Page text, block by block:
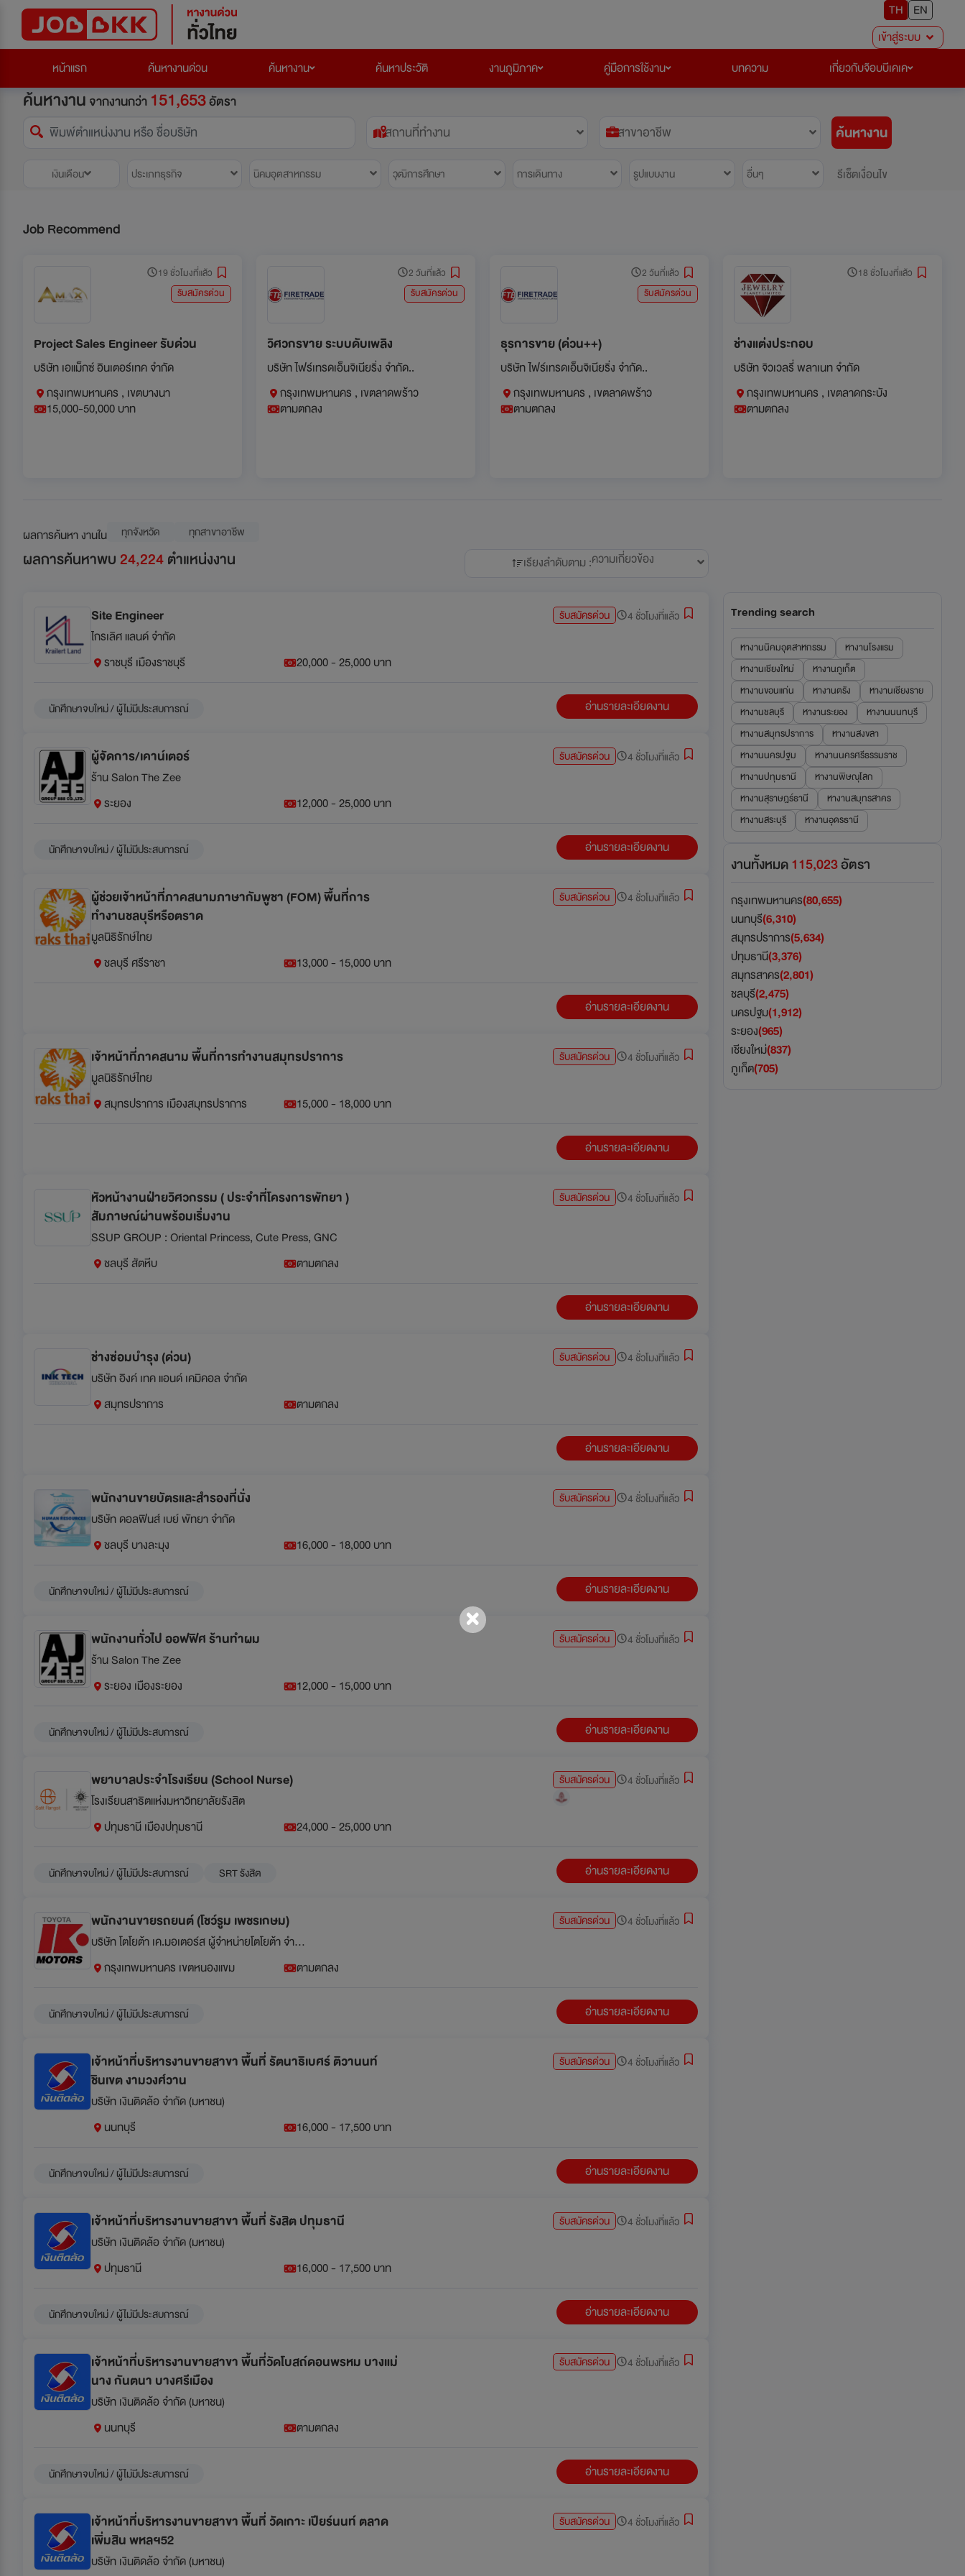
TH
EN
เข้าสู่ระบบ
หน้าแรก
ค้นหางานด่วน ค้นหางาน ค้นหาประวัติ งานภูมิภาค คู่มือการใช้งาน บทความ เกี่ยวกับจ๊อบบีเคเค
ค้นหางาน จากงานกว่า 151,653อัตรา
สถานที่ทำงาน
สาขาอาชีพ ค้นหางาน
เงินเดือน ประเภทธุรกิจ นิคมอุตสาหกรรม วุฒิการศึกษา การเดินทาง รูปแบบงาน อื่นๆ รีเซ็ตเงื่อนไข
Job Recommend
19 ชั่วโมงที่แล้ว
รับสมัครด่วน
Project Sales Engineer รับด่วน
บริษัท เอแม็กซ์ อินเตอร์เทค จำกัด
กรุงเทพมหานคร , เขตบางนา
15,000-50,000 บาท
2 วันที่แล้ว
รับสมัครด่วน
วิศวกรขาย ระบบดับเพลิง
บริษัท ไฟร์เทรดเอ็นจิเนียริ่ง จำกัด..
กรุงเทพมหานคร , เขตลาดพร้าว
ตามตกลง
2 วันที่แล้ว
รับสมัครด่วน
ธุรการขาย (ด่วน++)
บริษัท ไฟร์เทรดเอ็นจิเนียริ่ง จำกัด..
กรุงเทพมหานคร , เขตลาดพร้าว
ตามตกลง
18 ชั่วโมงที่แล้ว
ช่างแต่งประกอบ
บริษัท จิวเวลรี่ พลาเนท จำกัด
กรุงเทพมหานคร , เขตลาดกระบัง
ตามตกลง
ผลการค้นหา งานใน ทุกจังหวัด ทุกสาขาอาชีพ
ผลการค้นหาพบ24,224ตำแหน่งงาน เรียงลำดับตาม :ความเกี่ยวข้อง
Site Engineer
ไกรเลิศ แลนด์ จำกัด
รับสมัครด่วน 4 ชั่วโมงที่แล้ว
ราชบุรี เมืองราชบุรี 20,000 - 25,000 บาท
นักศึกษาจบใหม่ / ผู้ไม่มีประสบการณ์ อ่านรายละเอียดงาน
ผู้จัดการ/เคาน์เตอร์
ร้าน Salon The Zee
รับสมัครด่วน 4 ชั่วโมงที่แล้ว
ระยอง 12,000 - 25,000 บาท
นักศึกษาจบใหม่ / ผู้ไม่มีประสบการณ์ อ่านรายละเอียดงาน
ผู้ช่วยเจ้าหน้าที่ภาคสนามภาษากัมพูชา (FOM) พื้นที่การ
ทำงานชลบุรีหรือตราด
มูลนิธิรักษ์ไทย
รับสมัครด่วน 4 ชั่วโมงที่แล้ว
ชลบุรี ศรีราชา 13,000 - 15,000 บาท
อ่านรายละเอียดงาน
เจ้าหน้าที่ภาคสนาม พื้นที่การทำงานสมุทรปราการ
มูลนิธิรักษ์ไทย
รับสมัครด่วน 4 ชั่วโมงที่แล้ว
สมุทรปราการ เมืองสมุทรปราการ 15,000 - 18,000 บาท
อ่านรายละเอียดงาน
หัวหน้างานฝ่ายวิศวกรรม ( ประจำที่โครงการพัทยา )
สัมภาษณ์ผ่านพร้อมเริ่มงาน
SSUP GROUP : Oriental Princess, Cute Press, GNC
รับสมัครด่วน 4 ชั่วโมงที่แล้ว
ชลบุรี สัตหีบ ตามตกลง
อ่านรายละเอียดงาน
ช่างซ่อมบำรุง (ด่วน)
บริษัท อิงค์ เทค แอนด์ เคมิคอล จำกัด
รับสมัครด่วน 4 ชั่วโมงที่แล้ว
สมุทรปราการ ตามตกลง
อ่านรายละเอียดงาน
พนักงานขายบัตรและสำรองที่นั่ง
บริษัท ดอลฟินส์ เบย์ พัทยา จำกัด
รับสมัครด่วน 4 ชั่วโมงที่แล้ว
ชลบุรี บางละมุง 16,000 - 18,000 บาท
นักศึกษาจบใหม่ / ผู้ไม่มีประสบการณ์ อ่านรายละเอียดงาน
พนักงานทั่วไป ออฟฟิศ ร้านทำผม
ร้าน Salon The Zee
รับสมัครด่วน 4 ชั่วโมงที่แล้ว
ระยอง เมืองระยอง 12,000 - 15,000 บาท
นักศึกษาจบใหม่ / ผู้ไม่มีประสบการณ์ อ่านรายละเอียดงาน
พยาบาลประจำโรงเรียน (School Nurse)
โรงเรียนสาธิตแห่งมหาวิทยาลัยรังสิต
รับสมัครด่วน 4 ชั่วโมงที่แล้ว
ปทุมธานี เมืองปทุมธานี 24,000 - 25,000 บาท
นักศึกษาจบใหม่ / ผู้ไม่มีประสบการณ์ SRT รังสิต อ่านรายละเอียดงาน
พนักงานขายรถยนต์ (โชว์รูม เพชรเกษม)
บริษัท โตโยต้า เค.มอเตอร์ส ผู้จำหน่ายโตโยต้า จำกัด
รับสมัครด่วน 4 ชั่วโมงที่แล้ว
กรุงเทพมหานคร เขตหนองแขม ตามตกลง
นักศึกษาจบใหม่ / ผู้ไม่มีประสบการณ์ อ่านรายละเอียดงาน
เจ้าหน้าที่บริหารงานขายสาขา พื้นที่ รัตนาธิเบศร์ ติวานนท์
ชินเขต งามวงศ์วาน
บริษัท เงินติดล้อ จำกัด (มหาชน)
รับสมัครด่วน 4 ชั่วโมงที่แล้ว
นนทบุรี 16,000 - 17,500 บาท
นักศึกษาจบใหม่ / ผู้ไม่มีประสบการณ์ อ่านรายละเอียดงาน
เจ้าหน้าที่บริหารงานขายสาขา พื้นที่ รังสิต ปทุมธานี
บริษัท เงินติดล้อ จำกัด (มหาชน)
รับสมัครด่วน 4 ชั่วโมงที่แล้ว
ปทุมธานี 16,000 - 17,500 บาท
นักศึกษาจบใหม่ / ผู้ไม่มีประสบการณ์ อ่านรายละเอียดงาน
เจ้าหน้าที่บริหารงานขายสาขา พื้นที่วัดโบสถ์ดอนพรหม บางแม่
นาง กันตนา บางศรีเมือง
บริษัท เงินติดล้อ จำกัด (มหาชน)
รับสมัครด่วน 4 ชั่วโมงที่แล้ว
นนทบุรี ตามตกลง
นักศึกษาจบใหม่ / ผู้ไม่มีประสบการณ์ อ่านรายละเอียดงาน
เจ้าหน้าที่บริหารงานขายสาขา พื้นที่ วัดเกาะ เปียร์นนท์ ตลาด
เพิ่มสิน พหลฯ52
บริษัท เงินติดล้อ จำกัด (มหาชน)
รับสมัครด่วน 4 ชั่วโมงที่แล้ว
Trending search
หางานนิคมอุตสาหกรรม
หางานโรงแรม
หางานเชียงใหม่
หางานภูเก็ต
หางานขอนแก่น
หางานตรัง
หางานเชียงราย
หางานชลบุรี
หางานระยอง
หางานนนทบุรี
หางานสมุทรปราการ
หางานสงขลา
หางานนครปฐม
หางานนครศรีธรรมราช
หางานปทุมธานี
หางานพิษณุโลก
หางานสุราษฎร์ธานี
หางานสมุทรสาคร
หางานสระบุรี
หางานอุดรธานี
งานทั้งหมด115,023อัตรา
กรุงเทพมหานคร(80,655)
นนทบุรี(6,310)
สมุทรปราการ(5,634)
ปทุมธานี(3,376)
สมุทรสาคร(2,801)
ชลบุรี(2,475)
นครปฐม(1,912)
ระยอง(965)
เชียงใหม่(837)
ภูเก็ต(705)